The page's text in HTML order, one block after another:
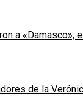
a «Damasco»,
de la